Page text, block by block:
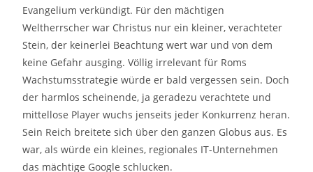
Evangelium verkündigt. Für den mächtigen
Weltherrscher war Christus nur ein kleiner, verachteter
Stein, der keinerlei Beachtung wert war und von dem
keine Gefahr ausging. Völlig irrelevant für Roms
Wachstumsstrategie würde er bald vergessen sein. Doch
der harmlos scheinende, ja geradezu verachtete und
mittellose Player wuchs jenseits jeder Konkurrenz heran.
Sein Reich breitete sich über den ganzen Globus aus. Es
war, als würde ein kleines, regionales IT-Unternehmen
das mächtige Google schlucken.